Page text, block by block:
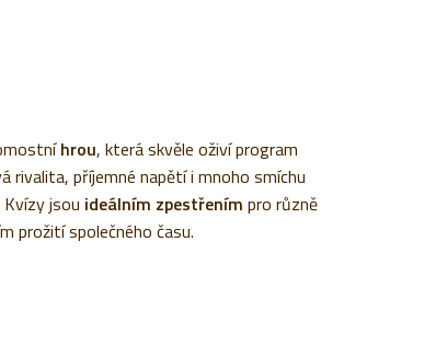
hrou, která skvěle oživí program
rivalita, příjemné napětí i mnoho smíchu
Kvízy jsou ideálním zpestřením pro různě
prožití společného času.